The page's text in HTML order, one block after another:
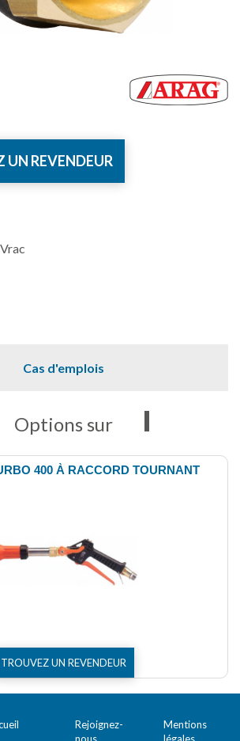
UN REVENDEUR
Cas d'emplois
Options sur
400 À RACCORD TOURNANT
TROUVEZ UN REVENDEUR
Rejoignez-
Mentions